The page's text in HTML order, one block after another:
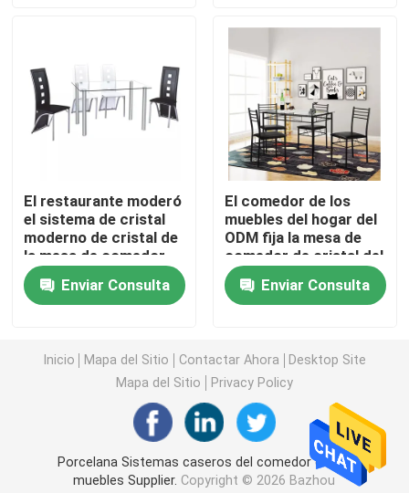
Muebles del comedor
Gabinete de encargo de la TV
Mesas de centro de encargo
Mesa de comedor y sillas
Eames que cena la silla
Gabinete del marco metálico TV
Tabla de cristal moderada
El restaurante moderó
el sistema de cristal
moderno de cristal de
la mesa de comedor
del cuadro
1200*700*750m m
Enviar Consulta
El comedor de los
muebles del hogar del
ODM fija la mesa de
comedor de cristal del
rectángulo y 4 sillas
fijan Enviar Consulta
Inicio Mapa del Sitio Contactar Ahora
Desktop Site
Mapa del Sitio
Privacy Policy
Porcelana Sistemas caseros del comedor de los
muebles Supplier. Copyright © 2026 Bazhou